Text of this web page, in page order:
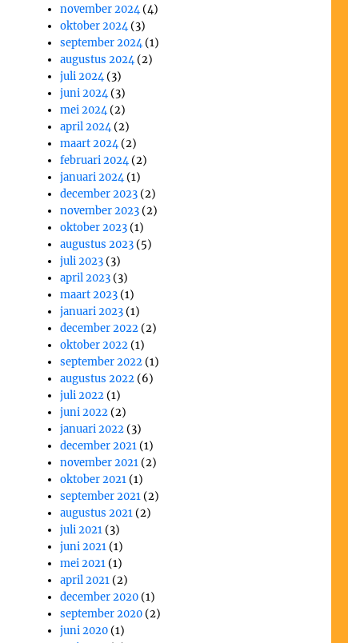
november 2024(4)
oktober 2024(3)
september 2024(1)
augustus 2024(2)
juli 2024(3)
juni 2024(3)
mei 2024(2)
april 2024(2)
maart 2024(2)
februari 2024(2)
januari 2024(1)
december 2023(2)
november 2023(2)
oktober 2023(1)
augustus 2023(5)
juli 2023(3)
april 2023(3)
maart 2023(1)
januari 2023(1)
december 2022(2)
oktober 2022(1)
september 2022(1)
augustus 2022(6)
juli 2022(1)
juni 2022(2)
januari 2022(3)
december 2021(1)
november 2021(2)
oktober 2021(1)
september 2021(2)
augustus 2021(2)
juli 2021(3)
juni 2021(1)
mei 2021(1)
april 2021(2)
december 2020(1)
september 2020(2)
juni 2020(1)